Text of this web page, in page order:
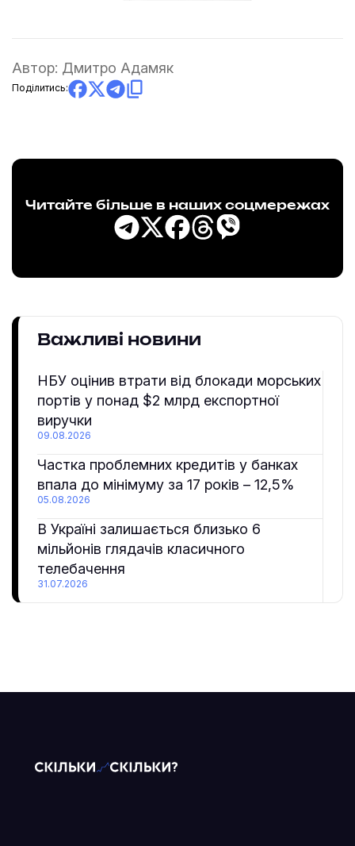
Автор: Дмитро Адамяк
Поділитись:
Читайте більше в наших соцмережах
Важливі новини
НБУ оцінив втрати від блокади морських
портів у понад $2 млрд експортної
виручки
09.08.2026
Частка проблемних кредитів у банках
впала до мінімуму за 17 років – 12,5%
05.08.2026
В Україні залишається близько 6
мільйонів глядачів класичного
телебачення
31.07.2026